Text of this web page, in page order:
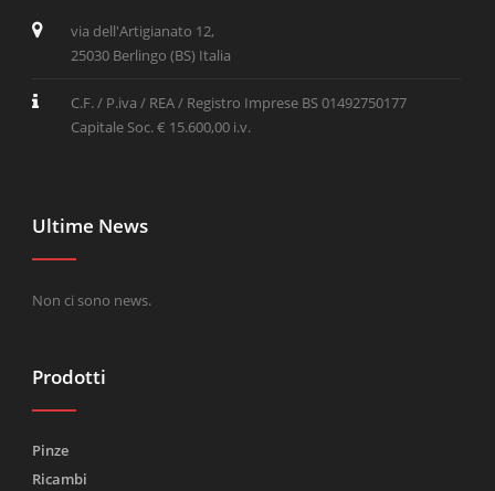
via dell'Artigianato 12,
25030 Berlingo (BS) Italia
C.F. / P.iva / REA / Registro Imprese BS 01492750177
Capitale Soc. € 15.600,00 i.v.
Ultime News
Non ci sono news.
Prodotti
Pinze
Ricambi